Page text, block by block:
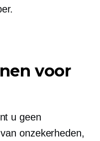
voor
u geen
onzekerheden,